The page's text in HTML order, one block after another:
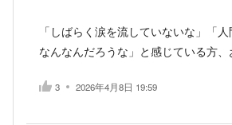
「しばらく涙を流していないな」「
なんなんだろうな」と感じている方、
3 2026年4月8日 19:59